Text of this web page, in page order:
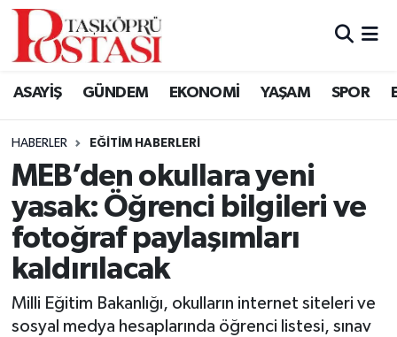
ASAYİŞ GÜNDEM EKONOMİ YAŞAM SPOR
HABERLER EĞITIM HABERLERI
MEB’den okullara yeni
yasak: Öğrenci bilgileri ve
fotoğraf paylaşımları
kaldırılacak
Milli Eğitim Bakanlığı, okulların internet siteleri ve
sosyal medya hesaplarında öğrenci listesi, sınav
Kastamonu Vefat Edenler
Araç Haberleri
Azdavay Haberleri